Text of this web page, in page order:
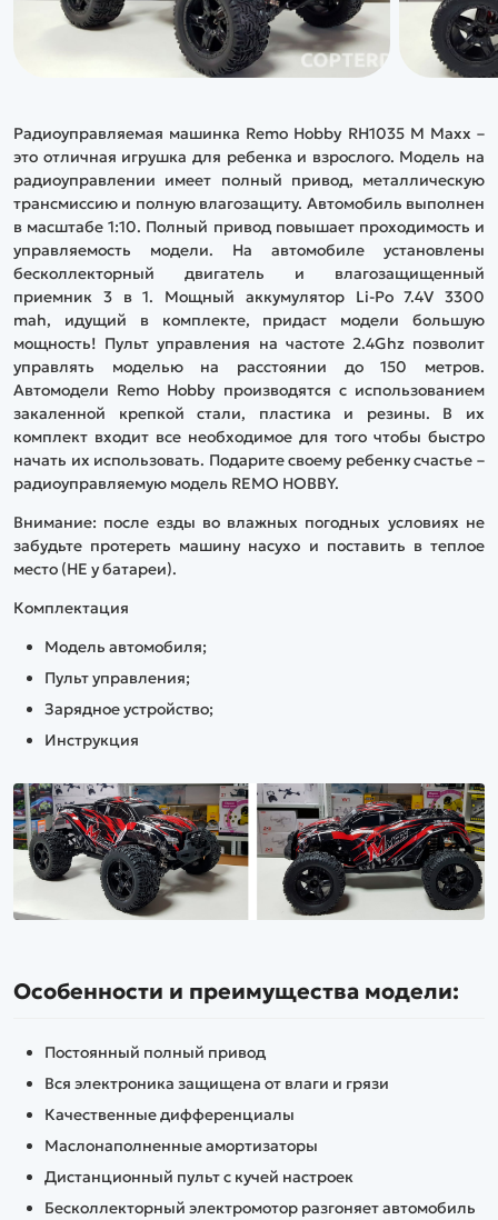
Радиоуправляемая машинка Remo Hobby RH1035 M Maxx –
это отличная игрушка для ребенка и взрослого. Модель на
радиоуправлении имеет полный привод, металлическую
трансмиссию и полную влагозащиту. Автомобиль выполнен
в масштабе 1:10. Полный привод повышает проходимость и
управляемость модели. На автомобиле установлены
бесколлекторный двигатель и влагозащищенный
приемник 3 в 1. Мощный аккумулятор Li-Po 7.4V 3300
mah, идущий в комплекте, придаст модели большую
мощность! Пульт управления на частоте 2.4Ghz позволит
управлять моделью на расстоянии до 150 метров.
Автомодели Remo Hobby производятся с использованием
закаленной крепкой стали, пластика и резины. В их
комплект входит все необходимое для того чтобы быстро
начать их использовать. Подарите своему ребенку счастье –
радиоуправляемую модель REMO HOBBY.
Внимание: после езды во влажных погодных условиях не
забудьте протереть машину насухо и поставить в теплое
место (НЕ у батареи).
Комплектация
Модель автомобиля;
Пульт управления;
Зарядное устройство;
Инструкция
Особенности и преимущества модели:
Постоянный полный привод
Вся электроника защищена от влаги и грязи
Качественные дифференциалы
Маслонаполненные амортизаторы
Дистанционный пульт с кучей настроек
Бесколлекторный электромотор разгоняет автомобиль